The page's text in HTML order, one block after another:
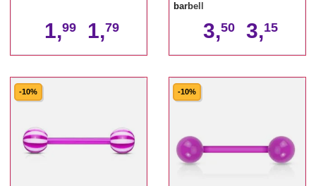
1,99 1,79
barbell
3,50 3,15
-10% -10%